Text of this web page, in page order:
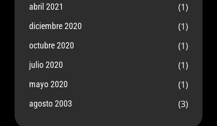
abril 2021 (1)
diciembre 2020 (1)
octubre 2020 (1)
julio 2020 (1)
mayo 2020 (1)
agosto 2003 (3)